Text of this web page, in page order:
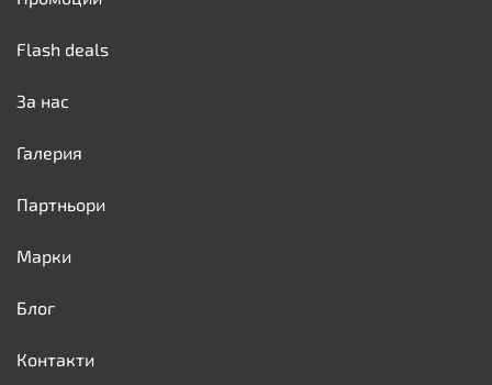
Flash deals
За нас
Галерия
Партньори
Марки
Блог
Контакти